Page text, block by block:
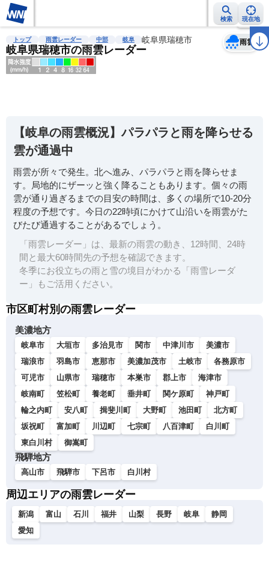
検索 現在地
雨雲レーダー 台風情報 地震情報 警報・注意報 2週間天気 ラ
トップ 雨雲レーダー 中部 岐阜 岐阜県瑞穂市
岐阜県瑞穂市の雨雲レーダー
雨雲
天気 台風
【岐阜の雨雲概況】パラパラと雨を降らせる
雲が通過中
雨雲が所々で発生。北へ進み、パラパラと雨を降らせま
す。局地的にザーッと強く降ることもあります。個々の雨
雲が通り過ぎるまでの目安の時間は、多くの場所で10-20分
程度の予想です。今日の22時頃にかけて山沿いを雨雲がた
びたび通過することがあるでしょう。
「雨雲レーダー」は、最新の雨雲の動き、12時間、24時
間と最大60時間先の予想を確認できます。
冬季にお役立ちの雨と雪の境目がわかる「雨雪レーダ
ー」もご活用ください。
市区町村別の雨雲レーダー
美濃地方
岐阜市 大垣市 多治見市 関市 中津川市
美濃市
瑞浪市
羽島市 恵那市 美濃加茂市 土岐市
各務原市
可児市
山県市 瑞穂市 本巣市 郡上市
海津市
岐南町
笠松町 養老町 垂井町 関ケ原町
神戸町
輪之内町
安八町 揖斐川町 大野町 池田町
北方町
坂祝町
富加町 川辺町 七宗町 八百津町
白川町
東白川村
御嵩町
飛騨地方
高山市 飛騨市 下呂市 白川村
周辺エリアの雨雲レーダー
新潟 富山 石川 福井 山梨 長野 岐阜
静岡
愛知